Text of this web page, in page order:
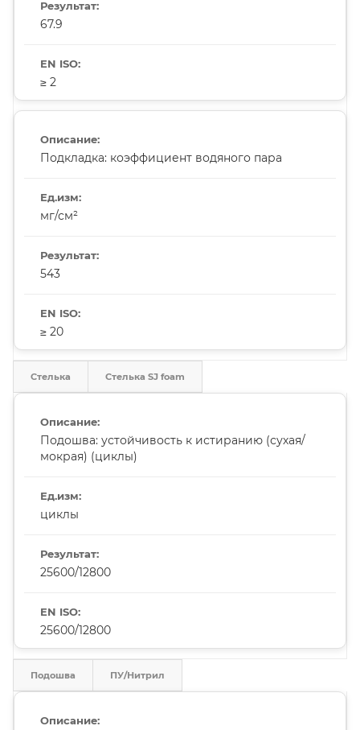
67.9
≥ 2
Подкладка: коэффициент водяного пара
мг/см²
543
≥ 20
Стелька Стелька SJ foam
Подошва: устойчивость к истиранию (сухая/
мокрая) (циклы)
циклы
25600/12800
25600/12800
Подошва ПУ/Нитрил